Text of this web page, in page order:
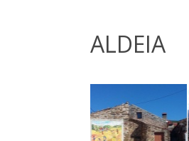
ALDEIA